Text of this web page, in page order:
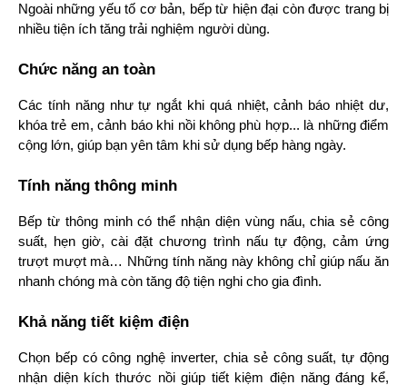
Ngoài những yếu tố cơ bản, bếp từ hiện đại còn được trang bị
nhiều tiện ích tăng trải nghiệm người dùng.
Chức năng an toàn
Các tính năng như tự ngắt khi quá nhiệt, cảnh báo nhiệt dư,
khóa trẻ em, cảnh báo khi nồi không phù hợp... là những điểm
cộng lớn, giúp bạn yên tâm khi sử dụng bếp hàng ngày.
Tính năng thông minh
Bếp từ thông minh có thể nhận diện vùng nấu, chia sẻ công
suất, hẹn giờ, cài đặt chương trình nấu tự động, cảm ứng
trượt mượt mà… Những tính năng này không chỉ giúp nấu ăn
nhanh chóng mà còn tăng độ tiện nghi cho gia đình.
Khả năng tiết kiệm điện
Chọn bếp có công nghệ inverter, chia sẻ công suất, tự động
nhận diện kích thước nồi giúp tiết kiệm điện năng đáng kể,